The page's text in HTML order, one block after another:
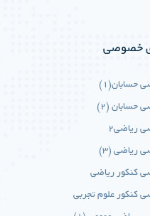
خصوصی
(2)
ریاضی2
ریاضی (3)
کنکور ریاضی
علوم تجربی